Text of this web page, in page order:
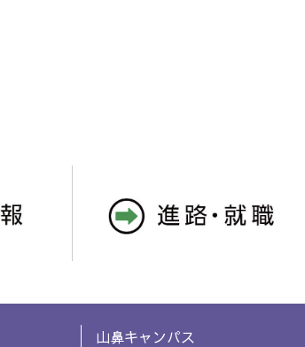
山鼻キャンパス